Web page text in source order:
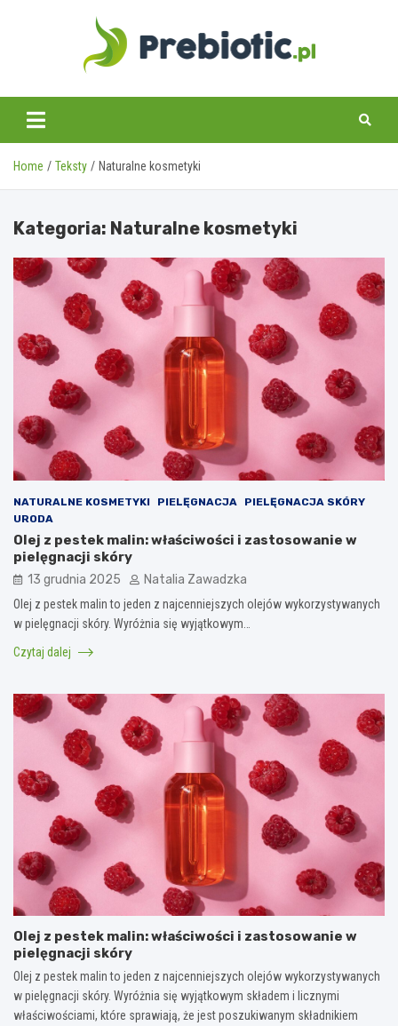
prebiotic.pl
Home Teksty Naturalne kosmetyki
Kategoria: Naturalne kosmetyki
NATURALNE KOSMETYKI PIELĘGNACJA
PIELĘGNACJA SKÓRY
URODA
Olej z pestek malin: właściwości i zastosowanie w
pielęgnacji skóry
13 grudnia 2025 Natalia Zawadzka
Olej z pestek malin to jeden z najcenniejszych olejów wykorzystywanych
w pielęgnacji skóry. Wyróżnia się wyjątkowym…
Czytaj dalej
Olej z pestek malin: właściwości i zastosowanie w
pielęgnacji skóry
Olej z pestek malin to jeden z najcenniejszych olejów wykorzystywanych
w pielęgnacji skóry. Wyróżnia się wyjątkowym składem i licznymi
właściwościami, które sprawiają, że jest poszukiwanym składnikiem